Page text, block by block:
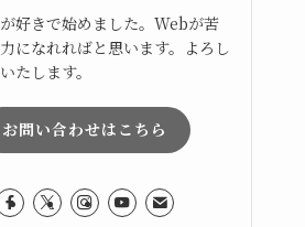
好きで始めました。Webが苦
になれればと思います。よろし
たします。
お問い合わせはこちら